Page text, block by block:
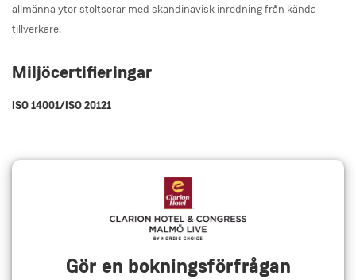
allmänna ytor stoltserar med skandinavisk inredning från kända
tillverkare.
Miljöcertifieringar
ISO 14001/ISO 20121
Gör en bokningsförfrågan